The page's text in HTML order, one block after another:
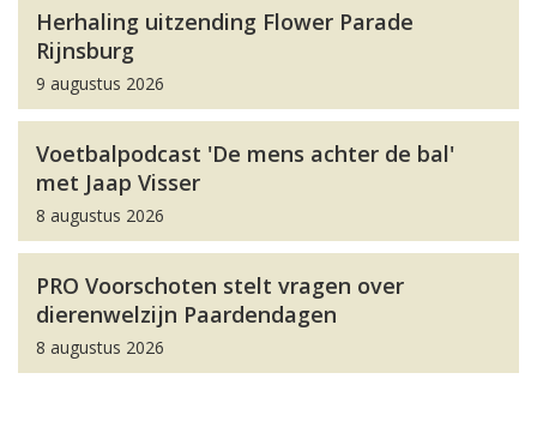
Herhaling uitzending Flower Parade
Rijnsburg
9 augustus 2026
Voetbalpodcast 'De mens achter de bal'
met Jaap Visser
8 augustus 2026
PRO Voorschoten stelt vragen over
dierenwelzijn Paardendagen
8 augustus 2026